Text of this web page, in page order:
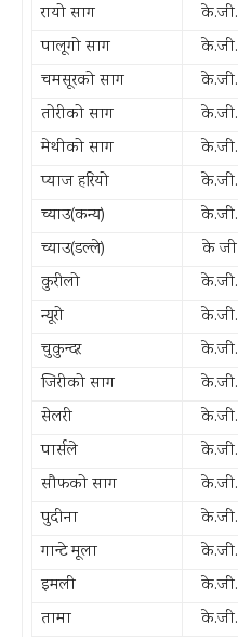
रायो साग
के.जी.
पालूगो साग
के.जी.
चमसूरको साग
के.जी.
तोरीको साग
के.जी.
मेथीको साग
के.जी.
प्याज हरियो
के.जी.
च्याउ(कन्य)
के.जी.
च्याउ(डल्ले)
के जी
कुरीलो
के.जी.
न्यूरो
के.जी.
चुकुन्दर
के.जी.
जिरीको साग
के.जी.
सेलरी
के.जी.
पार्सले
के.जी.
सौफको साग
के.जी.
पुदीना
के.जी.
गान्टे मूला
के.जी.
इमली
के.जी.
तामा
के.जी.